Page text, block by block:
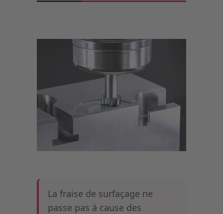
La fraise de surfaçage ne
passe pas à cause des